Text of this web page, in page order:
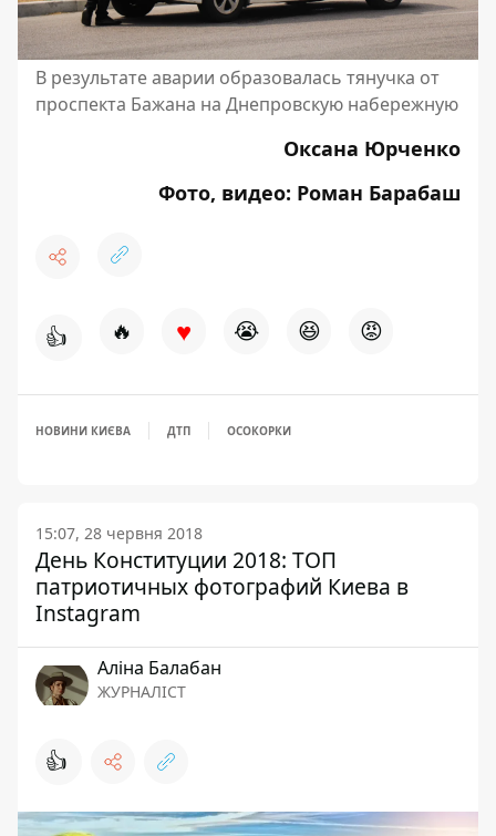
В результате аварии образовалась тянучка от
проспекта Бажана на Днепровскую набережную
Оксана Юрченко
Фото, видео: Роман Барабаш
👍 🔥 ♥ 😭 😆 😡
НОВИНИ КИЄВА ДТП ОСОКОРКИ
15:07, 28 червня 2018
День Конституции 2018: ТОП
патриотичных фотографий Киева в
Instagram
Аліна Балабан
ЖУРНАЛІСТ
👍